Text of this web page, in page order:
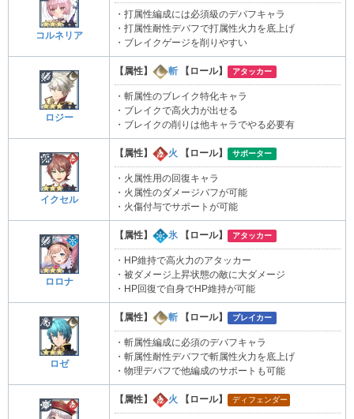
コルネリア
・打属性編成には必須級のデバフキャラ
・打属性耐性デバフで打属性火力を底上げ
・ブレイクゲージを削りやすい
ロジー
【属性】 斬 【ロール】 アタッカー
・斬属性のブレイク特化キャラ
・ブレイクで高火力が出せる
・ブレイクの削りは他キャラでやる必要有
イクセル
【属性】 火 【ロール】 サポーター
・火属性用の回復キャラ
・火属性のダメージバフが可能
・火傷付与でサポートが可能
ロロナ
【属性】 氷 【ロール】 アタッカー
・HP維持で高火力のアタッカー
・被ダメージ上昇状態の敵に大ダメージ
・HP回復で自身でHP維持が可能
ロゼ
【属性】 斬 【ロール】 ブレイカー
・斬属性編成に必須のデバフキャラ
・斬属性耐性デバフで斬属性火力を底上げ
・物理デバフで他編成のサポートも可能
【属性】 火 【ロール】 ディフェンダー